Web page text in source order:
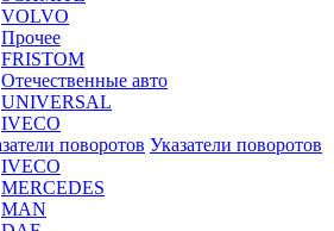
VOLVO
Прочее
FRISTOM
Отечественные авто
UNIVERSAL
IVECO
Указатели поворотов
IVECO
MERCEDES
MAN